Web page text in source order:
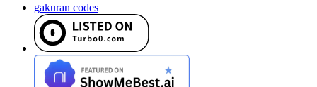
gakuran codes